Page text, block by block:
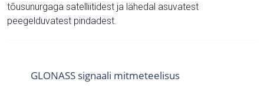
tõusunurgaga satelliitidest ja lähedal asuvatest
peegelduvatest pindadest.
GLONASS signaali mitmeteelisus